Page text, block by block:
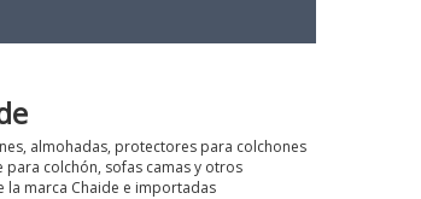
almohadas, protectores para colchones
para colchón, sofas camas y otros
marca Chaide e importadas